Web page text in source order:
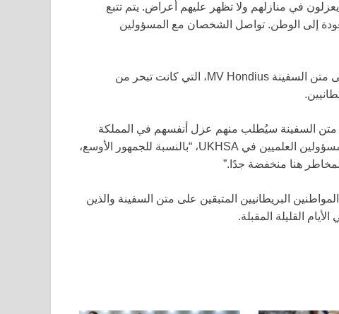
في منازلهم ولا تظهر عليهم أعراض. يتم تتبع
إلى الوطن. تواصل الشخصان مع المسؤولين
تم إدراج تسعة عشر من المواطنين البريطانيين كركاب على متن السفينة MV Hondius، التي كانت تبحر من
متن السفينة سيُطلب منهم عزل أنفسهم في المملكة
المتحدة لمدة 45 يومًا. قال البروفيسور روبن ماي، كبير المسؤولين العلميين في UKHSA، “بالنسبة للجمهور الأوسع،
هنا منخفضة جدًا.”
البريطانيين المتبقين على متن السفينة والذين
القليلة المقبلة.